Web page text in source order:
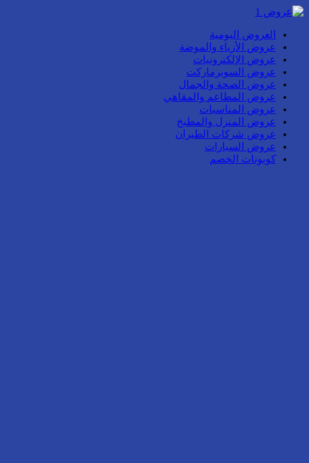
العروض اليومية
عروض الأزياء والموضة
عروض الإلكترونيات
عروض السوبرماركت
عروض الصحة والجمال
عروض المطاعم والمقاهي
عروض المناسبات
عروض المنزل والمطبخ
عروض شركات الطيران
عروض السيارات
كوبونات الخصم